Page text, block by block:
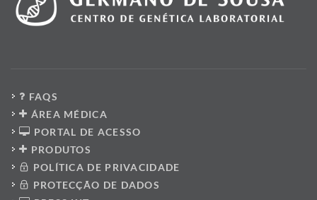
FAQS
ÁREA MÉDICA
PORTAL DE ACESSO
PRODUTOS
POLÍTICA DE PRIVACIDADE
PROTECÇÃO DE DADOS